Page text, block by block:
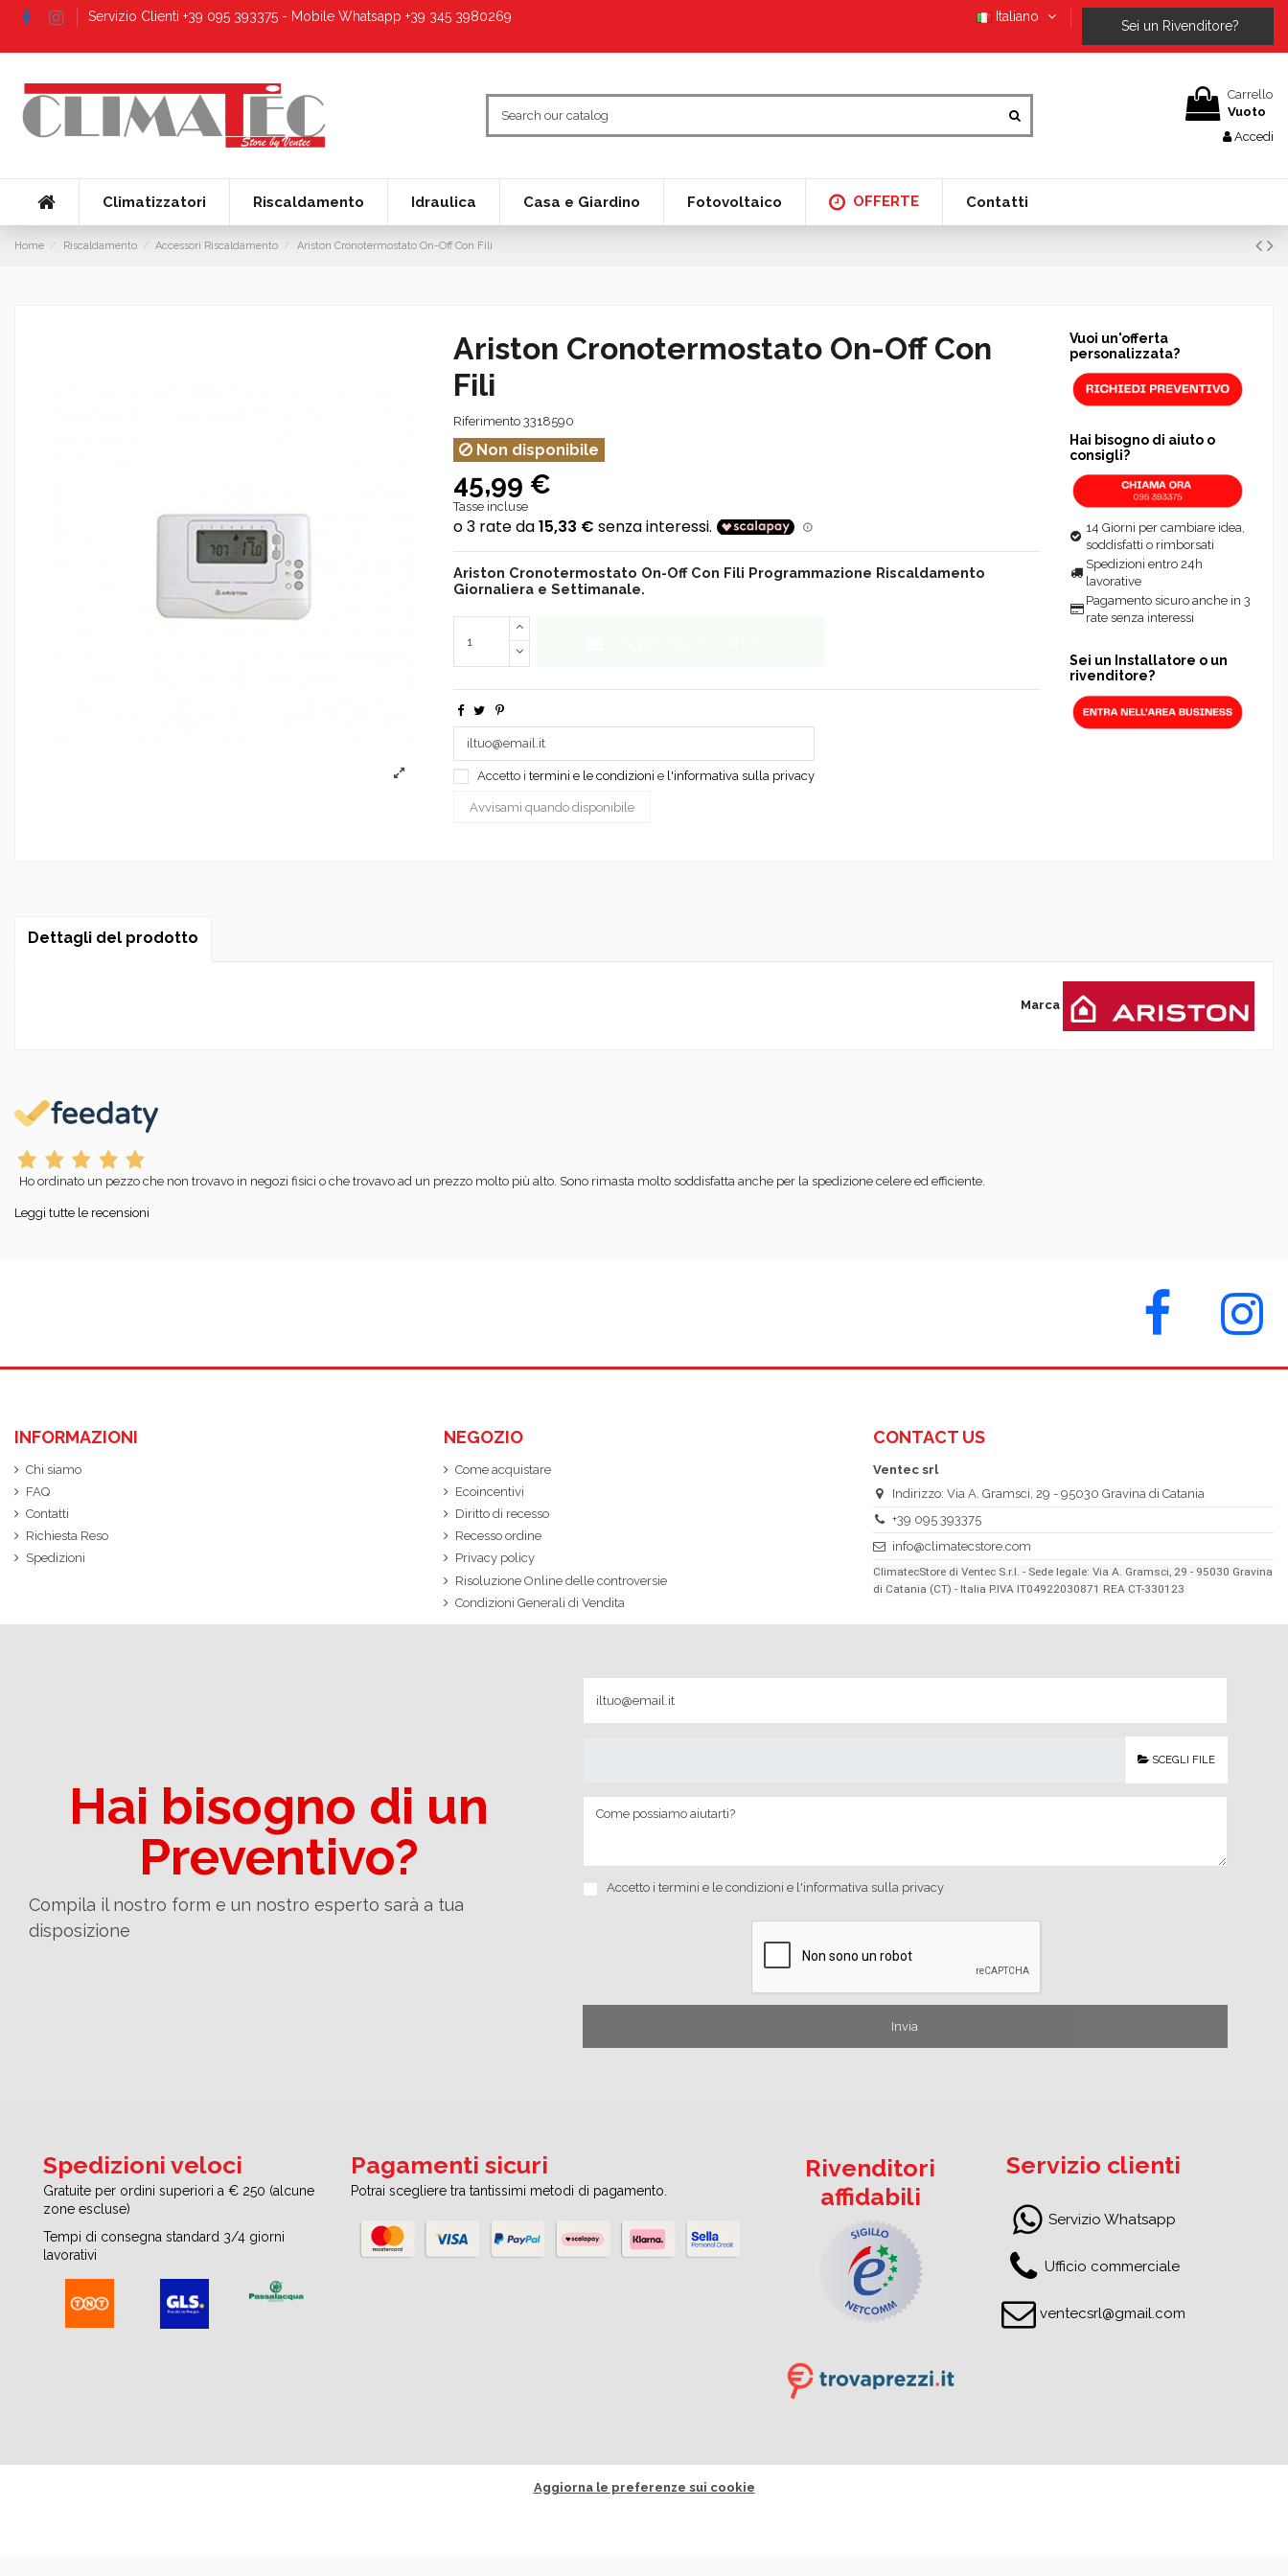
Servizio Clienti +39 095 393375 - Mobile Whatsapp +39 345 3980269 Italiano
Sei un Rivenditore?
Carrello
Vuoto
Accedi
Climatizzatori Riscaldamento Idraulica Casa e Giardino Fotovoltaico OFFERTE Contatti
Home Riscaldamento Accessori Riscaldamento Ariston Cronotermostato On-Off Con Fili
Ariston Cronotermostato On-Off Con
Fili
Riferimento 3318590
Non disponibile
45,99 €
Tasse incluse
Ariston Cronotermostato On-Off Con Fili Programmazione Riscaldamento
Giornaliera e Settimanale.
Accetto itermini e le condizioni e l'informativa sulla privacy
Vuoi un'offerta
personalizzata?
Hai bisogno di aiuto o
consigli?
14 Giorni per cambiare idea,
soddisfatti o rimborsati
Spedizioni entro 24h
lavorative
Pagamento sicuro anche in 3
rate senza interessi
Sei un Installatore o un
rivenditore?
Dettagli del prodotto
Marca
Ho ordinato un pezzo che non trovavo in negozi fisici o che trovavo ad un prezzo molto più alto. Sono rimasta molto soddisfatta anche per la spedizione celere ed efficiente.
Leggi tutte le recensioni
INFORMAZIONI
Chi siamo
FAQ
Contatti
Richiesta Reso
Spedizioni
NEGOZIO
Come acquistare
Ecoincentivi
Diritto di recesso
Recesso ordine
Privacy policy
Risoluzione Online delle controversie
Condizioni Generali di Vendita
CONTACT US
Ventec srl
Indirizzo: Via A. Gramsci, 29 - 95030 Gravina di Catania
+39 095 393375
info@climatecstore.com
ClimatecStore di Ventec S.r.l. - Sede legale: Via A. Gramsci, 29 - 95030 Gravina
di Catania (CT) - Italia P.IVA IT04922030871 REA CT-330123
Hai bisogno di un
Preventivo?
Compila il nostro form e un nostro esperto sarà a tua
disposizione
SCEGLI FILE
Accetto itermini e le condizioni e l'informativa sulla privacy
Spedizioni veloci
Gratuite per ordini superiori a € 250 (alcune
zone escluse)
Tempi di consegna standard 3/4 giorni
lavorativi
Pagamenti sicuri
Potrai scegliere tra tantissimi metodi di pagamento.
Rivenditori
affidabili
Servizio clienti
Servizio Whatsapp
Ufficio commerciale
ventecsrl@gmail.com
Aggiorna le preferenze sui cookie